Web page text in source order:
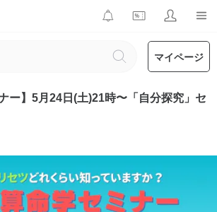
マイページ
ー】5月24日(土)21時〜「自分探究」セ